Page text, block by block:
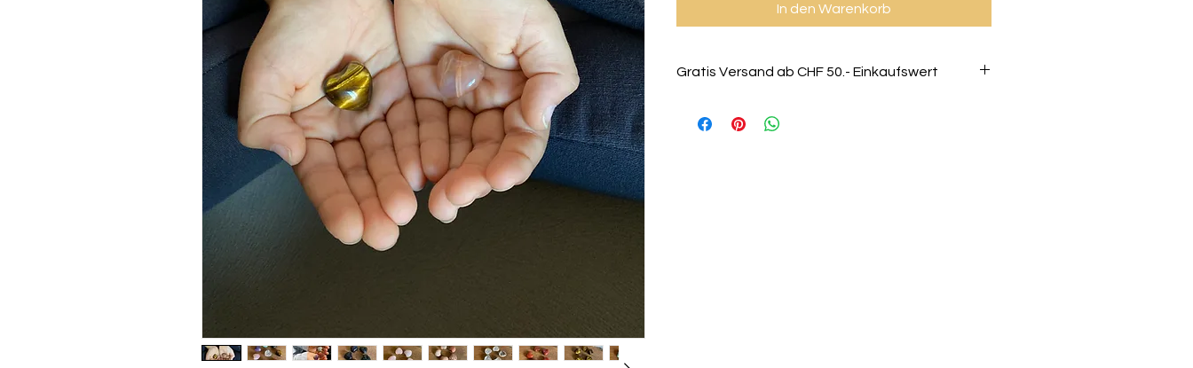
In den Warenkorb
Gratis Versand ab CHF 50.- Einkaufswert